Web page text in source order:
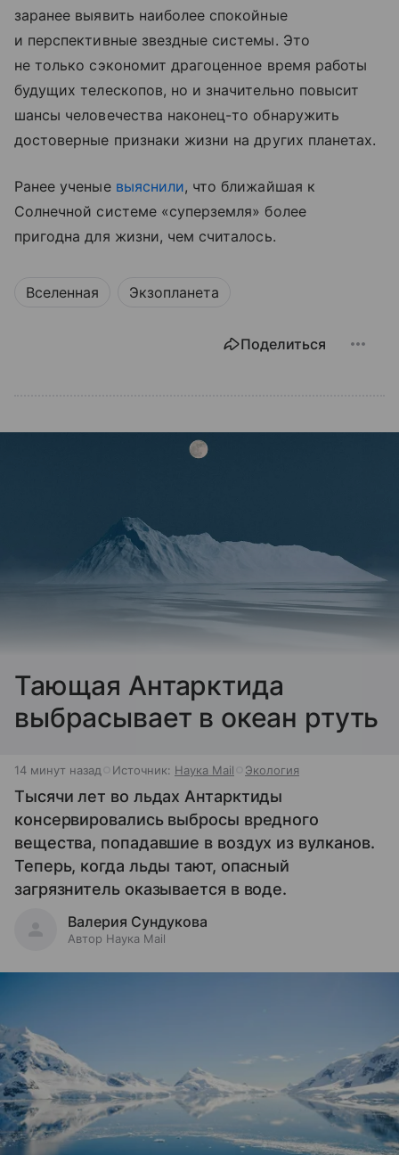
заранее выявить наиболее спокойные
и перспективные звездные системы. Это
не только сэкономит драгоценное время работы
будущих телескопов, но и значительно повысит
шансы человечества наконец-то обнаружить
достоверные признаки жизни на других планетах.
Ранее ученые выяснили, что ближайшая к
Солнечной системе «суперземля» более
пригодна для жизни, чем считалось.
Вселенная Экзопланета
Поделиться
Тающая Антарктида
выбрасывает в океан ртуть
14 минут назад Источник: Наука Mail Экология
Тысячи лет во льдах Антарктиды
консервировались выбросы вредного
вещества, попадавшие в воздух из вулканов.
Теперь, когда льды тают, опасный
загрязнитель оказывается в воде.
Валерия Сундукова
Автор Наука Mail